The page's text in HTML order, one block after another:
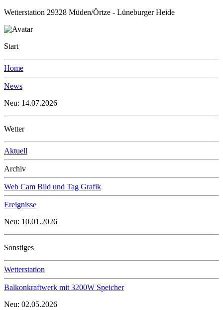
Wetterstation 29328 Müden/Örtze - Lüneburger Heide
Start
Home
News
Neu: 14.07.2026
Wetter
Aktuell
Archiv
Web Cam Bild und Tag Grafik
Ereignisse
Neu: 10.01.2026
Sonstiges
Wetterstation
Balkonkraftwerk mit 3200W Speicher
Neu: 02.05.2026